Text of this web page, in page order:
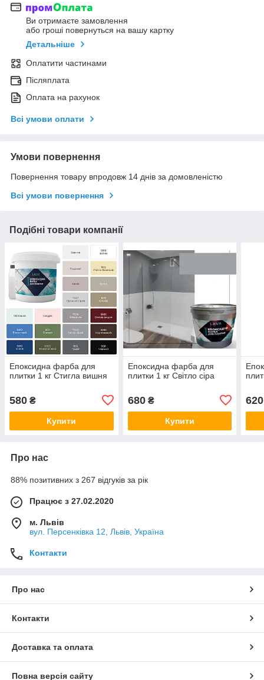
Ви отримаєте замовлення
або гроші повернуться на вашу картку
Детальніше
Оплатити частинами
Післяплата
Оплата на рахунок
Всі умови оплати
Умови повернення
Повернення товару впродовж 14 днів за домовленістю
Всі умови повернення
Подібні товари компанії
Епоксидна фарба для
плитки 1 кг Стигла вишня
580 ₴
Купити
Епоксидна фарба для
плитки 1 кг Світло сіра
680₴
Купити
620
Про нас
88% позитивних з 267 відгуків за рік
Працює з 27.02.2020
м. Львів
вул. Персенківка 12, Львів, Україна
Контакти
Про нас
Контакти
Доставка та оплата
Повна версія сайту